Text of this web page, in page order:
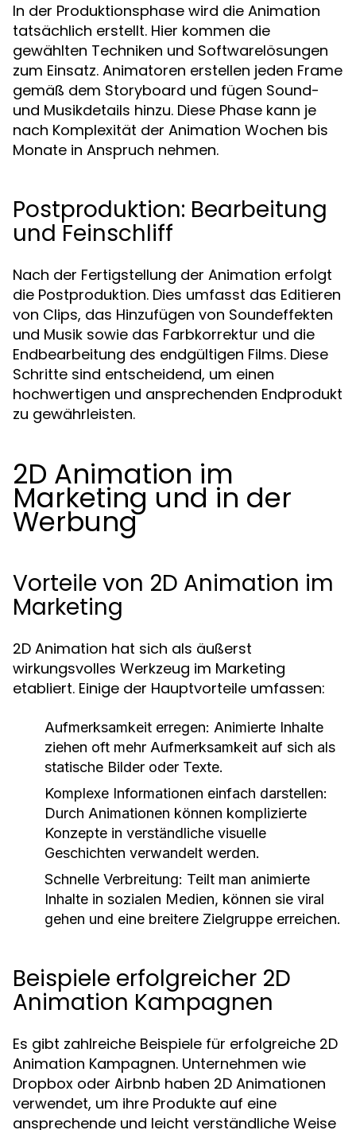
In der Produktionsphase wird die Animation
tatsächlich erstellt. Hier kommen die
gewählten Techniken und Softwarelösungen
zum Einsatz. Animatoren erstellen jeden Frame
gemäß dem Storyboard und fügen Sound-
und Musikdetails hinzu. Diese Phase kann je
nach Komplexität der Animation Wochen bis
Monate in Anspruch nehmen.
Postproduktion: Bearbeitung
und Feinschliff
Nach der Fertigstellung der Animation erfolgt
die Postproduktion. Dies umfasst das Editieren
von Clips, das Hinzufügen von Soundeffekten
und Musik sowie das Farbkorrektur und die
Endbearbeitung des endgültigen Films. Diese
Schritte sind entscheidend, um einen
hochwertigen und ansprechenden Endprodukt
zu gewährleisten.
2D Animation im
Marketing und in der
Werbung
Vorteile von 2D Animation im
Marketing
2D Animation hat sich als äußerst
wirkungsvolles Werkzeug im Marketing
etabliert. Einige der Hauptvorteile umfassen:
Aufmerksamkeit erregen: Animierte Inhalte
ziehen oft mehr Aufmerksamkeit auf sich als
statische Bilder oder Texte.
Komplexe Informationen einfach darstellen:
Durch Animationen können komplizierte
Konzepte in verständliche visuelle
Geschichten verwandelt werden.
Schnelle Verbreitung: Teilt man animierte
Inhalte in sozialen Medien, können sie viral
gehen und eine breitere Zielgruppe erreichen.
Beispiele erfolgreicher 2D
Animation Kampagnen
Es gibt zahlreiche Beispiele für erfolgreiche 2D
Animation Kampagnen. Unternehmen wie
Dropbox oder Airbnb haben 2D Animationen
verwendet, um ihre Produkte auf eine
ansprechende und leicht verständliche Weise